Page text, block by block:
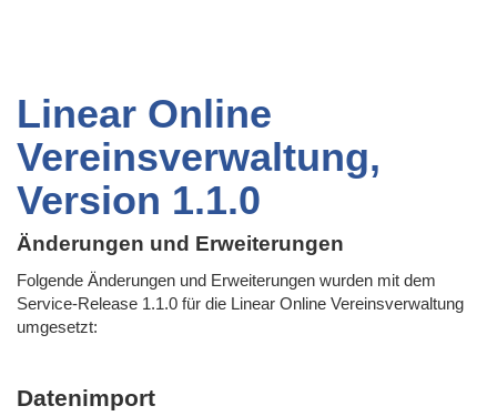
Linear Online
Vereinsverwaltung,
Version 1.1.0
Änderungen und Erweiterungen
Folgende Änderungen und Erweiterungen wurden mit dem
Service-Release 1.1.0 für die Linear Online Vereinsverwaltung
umgesetzt:
Datenimport